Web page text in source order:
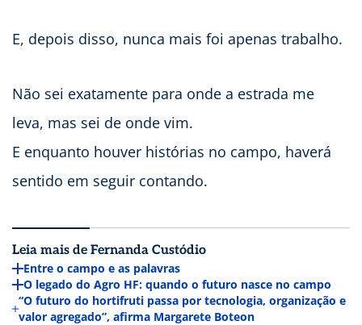
E, depois disso, nunca mais foi apenas trabalho.
Não sei exatamente para onde a estrada me
leva, mas sei de onde vim.
E enquanto houver histórias no campo, haverá
sentido em seguir contando.
Leia mais de Fernanda Custódio
Entre o campo e as palavras
O legado do Agro HF: quando o futuro nasce no campo
“O futuro do hortifruti passa por tecnologia, organização e
valor agregado”, afirma Margarete Boteon